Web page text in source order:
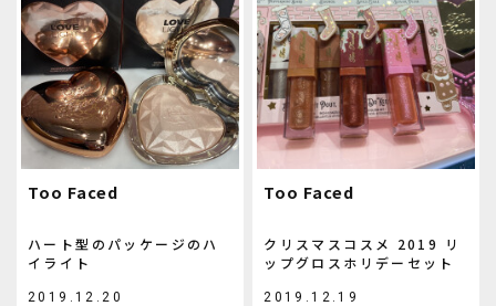
Too Faced
ハート型のパッケージのハ
イライト
2019.12.20
Too Faced
クリスマスコスメ 2019 リ
ップグロスホリデーセット
2019.12.19